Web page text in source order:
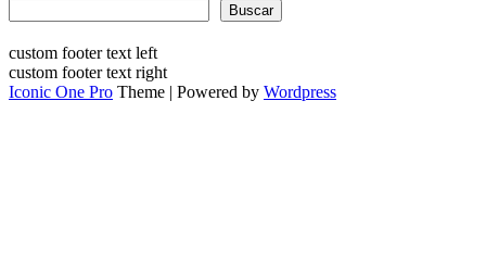
Buscar
custom footer text left
custom footer text right
Iconic One Pro Theme | Powered by Wordpress